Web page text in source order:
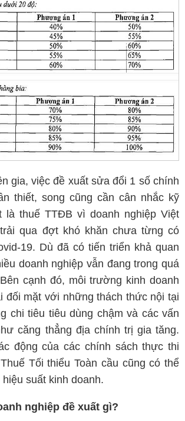
gia, việc đề xuất sửa đổi 1 số chính
thiết, song cũng cần cân nhắc kỹ
là thuế TTĐB vì doanh nghiệp Việt
qua đợt khó khăn chưa từng có
19. Dù đã có tiến triển khả quan
doanh nghiệp vẫn đang trong quá
cạnh đó, môi trường kinh doanh
đối mặt với những thách thức nội tại
chi tiêu tiêu dùng chậm và các vấn
căng thẳng địa chính trị gia tăng.
động của các chính sách thực thi
Tối thiểu Toàn cầu cũng có thể
suất kinh doanh.
nghiệp đề xuất gì?